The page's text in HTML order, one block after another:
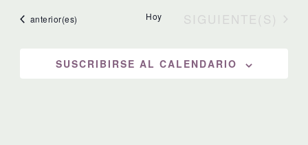
Eventos
anterior(es) Hoy EVENTOS
SIGUIENTE(S)
SUSCRIBIRSE AL CALENDARIO